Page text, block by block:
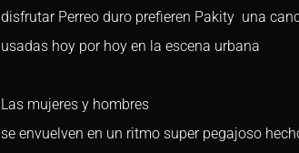
disfrutar Perreo duro prefieren Pakity una
usadas hoy por hoy en la escena urbana
Las mujeres y hombres
se envuelven en un ritmo super pegajoso